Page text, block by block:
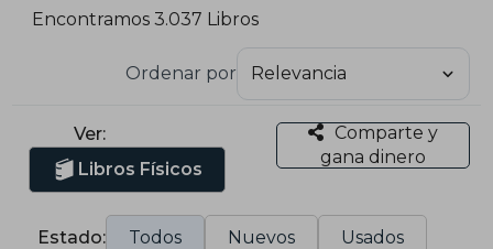
Encontramos 3.037 Libros
Ordenar por
Ver:
Libros Físicos
Comparte y
gana dinero
Estado: Todos Nuevos Usados